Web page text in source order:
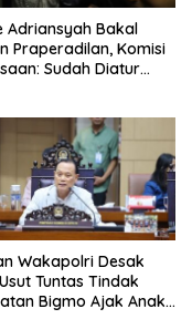
Adriansyah Bakal
Praperadilan, Komisi
Sudah Diatur
Wakapolri Desak
Tuntas Tindak
Bigmo Ajak Anak